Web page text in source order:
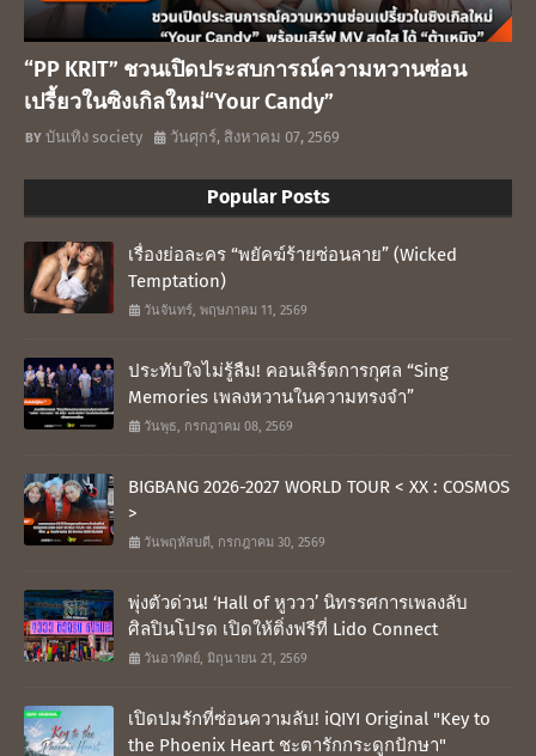
“PP KRIT” ชวนเปิดประสบการณ์ความหวานซ่อน
เปรี้ยวในซิงเกิลใหม่“Your Candy”
บันเทิง society วันศุกร์, สิงหาคม 07, 2569
Popular Posts
เรื่องย่อละคร “พยัคฆ์ร้ายซ่อนลาย” (Wicked
Temptation)
วันจันทร์, พฤษภาคม 11, 2569
ประทับใจไม่รู้ลืม! คอนเสิร์ตการกุศล “Sing
Memories เพลงหวานในความทรงจำ”
วันพุธ, กรกฎาคม 08, 2569
BIGBANG 2026-2027 WORLD TOUR < XX : COSMOS
>
วันพฤหัสบดี, กรกฎาคม 30, 2569
พุ่งตัวด่วน! ‘Hall of หูววว’ นิทรรศการเพลงลับ
ศิลปินโปรด เปิดให้ติ่งฟรีที่ Lido Connect
วันอาทิตย์, มิถุนายน 21, 2569
เปิดปมรักที่ซ่อนความลับ! iQIYI Original "Key to
the Phoenix Heart ชะตารักกระดูกปักษา"